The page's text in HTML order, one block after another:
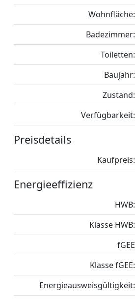
Wohnfläche:
Badezimmer:
Toiletten:
Baujahr:
Zustand:
Verfügbarkeit:
Preisdetails
Kaufpreis:
Energieeffizienz
HWB:
Klasse HWB:
fGEE
Klasse fGEE:
Energieausweisgültigkeit: